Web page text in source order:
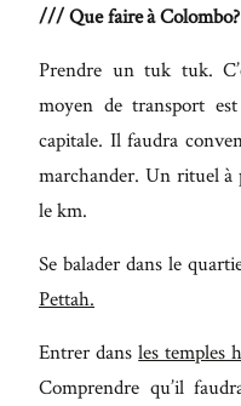
/// Que faire à Colombo?
Prendre un tuk tuk.
moyen de transport
capitale. Il faudra
marchander. Un rituel à
le km.
Se balader dans le
Pettah.
Entrer dansles temples
Comprendre qu’il